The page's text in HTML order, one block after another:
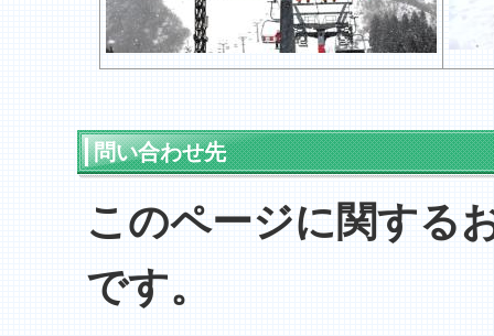
問い合わせ先
このページに関する
です。